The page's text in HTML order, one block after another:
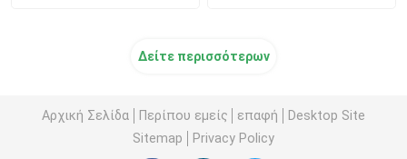
Δείτε περισσότερων
Αρχική Σελίδα Περίπου εμείς επαφή
Desktop Site
Sitemap
Privacy Policy